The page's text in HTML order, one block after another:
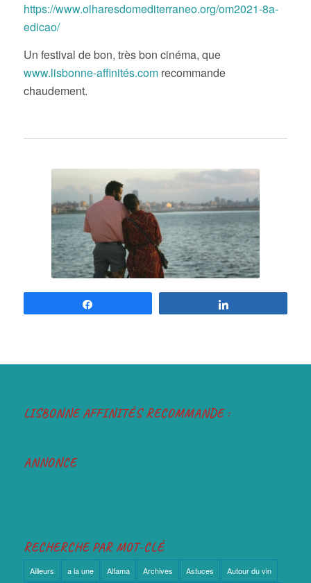
https://www.olharesdomediterraneo.org/om2021-8a-
edicao/
Un festival de bon, très bon cinéma, que
www.lisbonne-affinités.comrecommande
chaudement.
LISBONNE AFFINITÉS RECOMMANDE :
ANNONCE
RECHERCHE PAR MOT-CLÉ
Ailleurs a la une Alfama Archives Astuces Autour du vin